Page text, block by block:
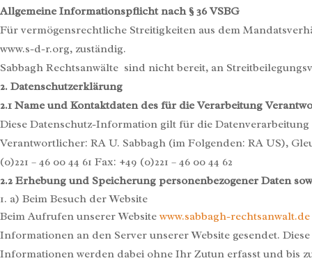
Allgemeine Informationspflicht nach § 36 VSBG
Für vermögensrechtliche Streitigkeiten aus dem
www.s-d-r.org, zuständig.
Sabbagh Rechtsanwälte sind nicht bereit, an
2. Datenschutzerklärung
2.1 Name und Kontaktdaten des für die Verarbeitung
Diese Datenschutz-Information gilt für die
Verantwortlicher: RA U. Sabbagh (im Folgenden: RA US),
(0)221 – 46 00 44 61 Fax: +49 (0)221 – 46 00 44 62
2.2 Erhebung und Speicherung personenbezogener Daten
a) Beim Besuch der Website
Beim Aufrufen unserer Website www.sabbagh-rechtsanwalt.de
Informationen an den Server unserer Website gesendet.
Informationen werden dabei ohne Ihr Zutun erfasst und bis